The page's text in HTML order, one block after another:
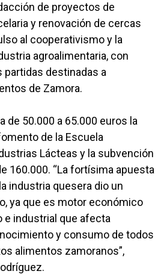
de proyectos de
y renovación de cercas
al cooperativismo y la
agroalimentaria, con
destinadas a
de Zamora.
de 50.000 a 65.000 euros la
de la Escuela
Lácteas y la subvención
160.000. “La fortísima apuesta
industria quesera dio un
ya que es motor económico
e industrial que afecta
y consumo de todos
alimentos zamoranos”,